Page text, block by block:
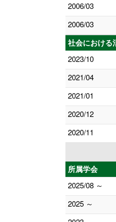
2006/03
2006/03
社会における
2023/10
2021/04
2021/01
2020/12
2020/11
所属学会
2025/08 ～
2025 ～